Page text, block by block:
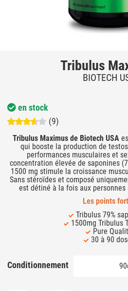
Tribulus
BIOTECH
(9)
Tribulus Maximus de Biotech USA
qui booste la production de
performances musculaires et
concentration élevée de saponines
1500 mg stimule la croissance
Sans stéroïdes et composé
est détiné à la fois aux
Les points
Tribulus 79%
1500mg Tribulus
Pure
30 à 90
Conditionnement
en stock